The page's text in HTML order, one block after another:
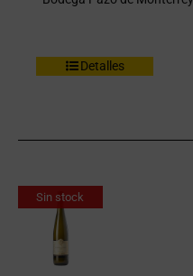
Detalles
Sin stock